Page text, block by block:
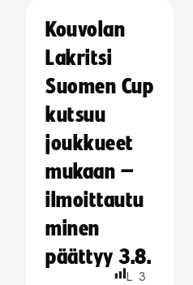
Kouvolan
Lakritsi
Suomen Cup
kutsuu
joukkueet
mukaan –
ilmoittautu
minen
päättyy 3.8.
L 3